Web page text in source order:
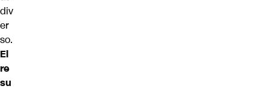
div
er
so.
El
re
su